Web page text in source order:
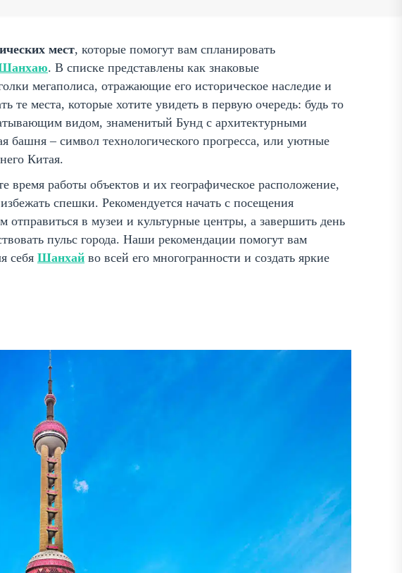
мест, которые помогут вам спланировать
Шанхаю. В списке представлены как знаковые
мегаполиса, отражающие его историческое наследие и
места, которые хотите увидеть в первую очередь: будь то
видом, знаменитый Бунд с архитектурными
башня – символ технологического прогресса, или уютные
Китая.
время работы объектов и их географическое расположение,
спешки. Рекомендуется начать с посещения
отправиться в музеи и культурные центры, а завершить день
пульс города. Наши рекомендации помогут вам
себя Шанхай во всей его многогранности и создать яркие